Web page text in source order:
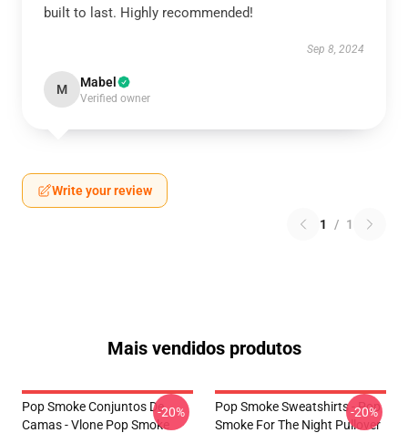
built to last. Highly recommended!
Sep 8, 2024
M Mabel
Verified owner
Write your review
1 / 1
Mais vendidos produtos
Pop Smoke Conjuntos De
Camas - Vlone Pop Smoke
-20%
Pop Smoke Sweatshirts - Pop
Smoke For The Night Pullover
-20%